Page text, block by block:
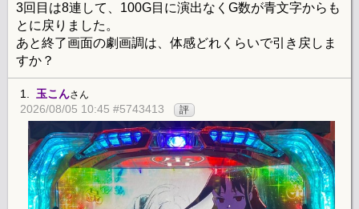
3回目は8連して、100G目に演出なくG数が青文字からも
とに戻りました。
あと終了画面の劇画調は、体感どれくらいで引き戻しま
すか？
1. 玉こんさん
2026/08/05 10:45 #5743413 評